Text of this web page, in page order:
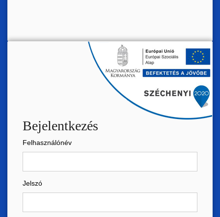
Bejelentkezés
Felhasználónév
Jelszó